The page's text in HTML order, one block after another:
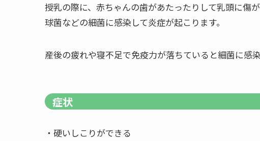
授乳の際に、赤ちゃんの歯があたったりして乳頭に傷
球菌などの細菌に感染して炎症が起こります。
産後の疲れや寝不足で免疫力が落ちていると細菌に感
症状
・硬いしこりができる